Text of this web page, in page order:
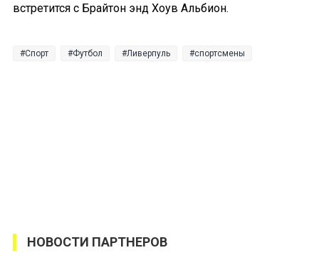
встретится с Брайтон энд Хоув Альбион.
Спорт Футбол Ливерпуль спортсмены
НОВОСТИ ПАРТНЕРОВ